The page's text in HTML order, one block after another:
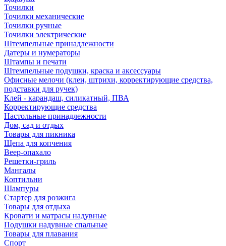
Точилки
Точилки механические
Точилки ручные
Точилки электрические
Штемпельные принадлежности
Датеры и нумераторы
Штампы и печати
Штемпельные подушки, краска и аксессуары
Офисные мелочи (клеи, штрихи, корректирующие средства,
подставки для ручек)
Клей - карандаш, силикатный, ПВА
Корректирующие средства
Настольные принадлежности
Дом, сад и отдых
Товары для пикника
Щепа для копчения
Веер-опахало
Решетки-гриль
Мангалы
Коптильни
Шампуры
Стартер для розжига
Товары для отдыха
Кровати и матрасы надувные
Подушки надувные спальные
Товары для плавания
Спорт